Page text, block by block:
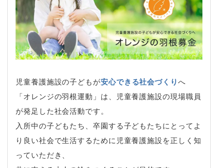
児童養護施設の子どもが安心できる社会づくりへ
「オレンジの羽根運動」は、児童養護施設の現場職員
が発足した社会活動です。
入所中の子どもたち、卒園する子どもたちにとってよ
り良い社会で生活するために児童養護施設を正しく知
っていただき、